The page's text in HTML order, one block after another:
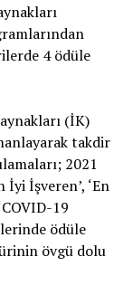
4 ödüle
(İK)
takdir
2021
İyi İşveren’, ‘En
19
ödüle
övgü dolu